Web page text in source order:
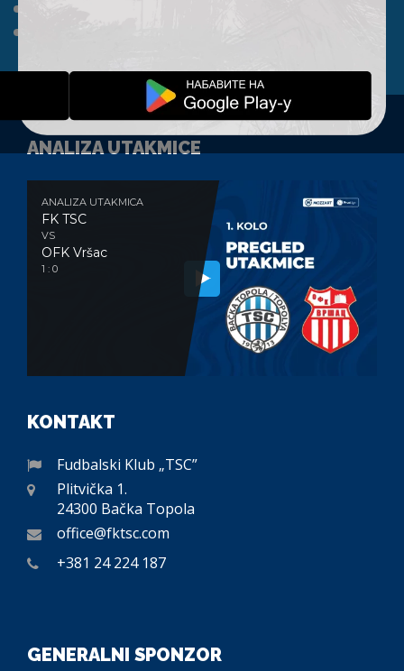
ANALIZA UTAKMICE
ANALIZA UTAKMICA
FK TSC
VS
OFK Vršac
1 : 0
KONTAKT
Fudbalski Klub „TSC”
Plitvička 1.
24300 Bačka Topola
office@fktsc.com
+381 24 224 187
GENERALNI SPONZOR